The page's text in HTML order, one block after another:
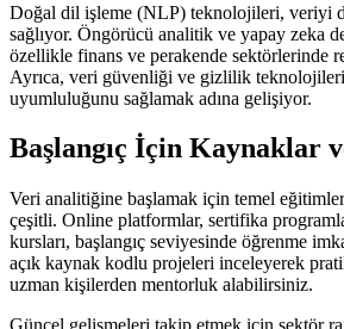
Doğal dil işleme (NLP) teknolojileri, veriyi
sağlıyor. Öngörücü analitik ve yapay zeka
özellikle finans ve perakende sektörlerinde
Ayrıca, veri güvenliği ve gizlilik
uyumluluğunu sağlamak adına gelişiyor.
Başlangıç İçin Kaynaklar
Veri analitiğine başlamak için temel
çeşitli. Online platformlar, sertifika
kursları, başlangıç seviyesinde öğrenme
açık kaynak kodlu projeleri inceleyerek
uzman kişilerden mentorluk alabilirsiniz.